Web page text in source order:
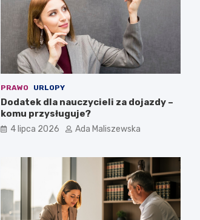
PRAWO URLOPY
Dodatek dla nauczycieli za dojazdy –
komu przysługuje?
4 lipca 2026 Ada Maliszewska